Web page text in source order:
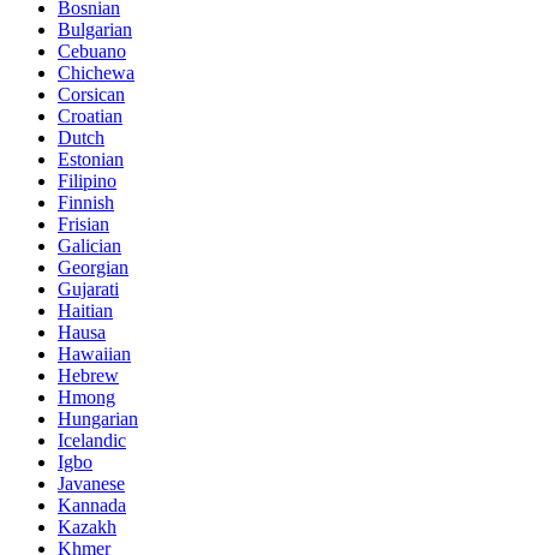
Bosnian
Bulgarian
Cebuano
Chichewa
Corsican
Croatian
Dutch
Estonian
Filipino
Finnish
Frisian
Galician
Georgian
Gujarati
Haitian
Hausa
Hawaiian
Hebrew
Hmong
Hungarian
Icelandic
Igbo
Javanese
Kannada
Kazakh
Khmer